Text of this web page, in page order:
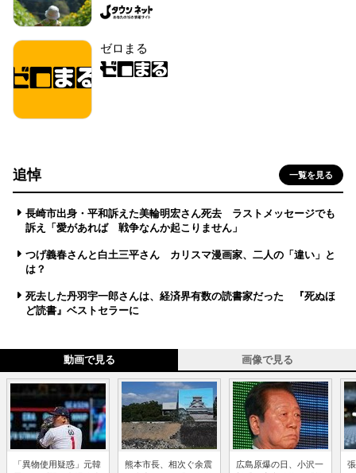
ゼロまる
追悼 一覧を見る
長崎市出身・平和訴えた美輪明宏さん死去 ラストメッセージでも
訴え「愛があれば 戦争なんか起こりません」
つげ義春さんと白土三平さん カリスマ漫画家、二人の「違い」と
は？
死去した丹羽宇一郎さんは、経済界有数の読書家だった 『死ぬほ
ど読書』ベストセラーに
動画で見る 画像で見る
「異物使用疑惑」元韓
熊本市長、相次ぐ余震
広島原爆の日、小沢一